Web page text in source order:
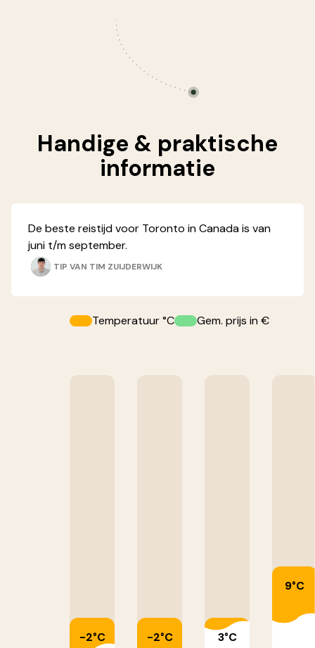
Handige & praktische
informatie
De beste reistijd voor Toronto in Canada is van
juni t/m september.
TIP VAN TIM ZUIJDERWIJK
Temperatuur °C Gem. prijs in €
-2°C -2°C 3°C
9°C